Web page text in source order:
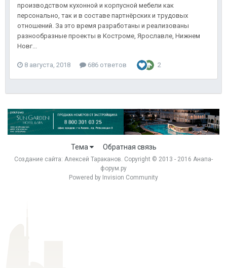
производством кухонной и корпусной мебели как
персонально, так и в составе партнёрских и трудовых
отношений. За это время разработаны и реализованы
разнообразные проекты в Костроме, Ярославле, Нижнем
Новг...
8 августа, 2018 686 ответов 2
Тема Обратная связь
Создание сайта: Алексей Тараканов. Copyright © 2013 - 2016 Анапа-
форум.ру
Powered by Invision Community